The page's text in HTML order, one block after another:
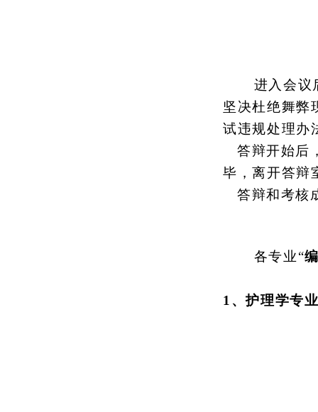
进入会议
坚决杜绝舞弊
试违规处理办
答辩开始后
毕，离开答辩
答辩和考核
各专业“
1、护理学专业